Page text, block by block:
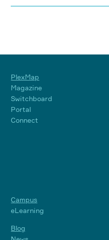
PlexMap
Magazine
Switchboard
Portal
Connect
Campus
eLearning
Blog